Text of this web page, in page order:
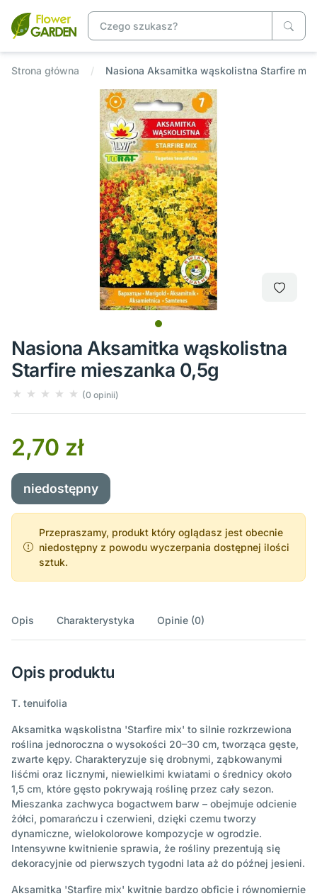
Strona główna Nasiona Aksamitka wąskolistna Starfire
Nasiona Aksamitka wąskolistna
Starfire mieszanka 0,5g
(0 opinii)
2,70 zł
niedostępny
Przepraszamy, produkt który oglądasz jest obecnie
niedostępny z powodu wyczerpania dostępnej ilości
sztuk.
Opis Charakterystyka Opinie (0)
Opis produktu
T. tenuifolia
Aksamitka wąskolistna 'Starfire mix' to silnie rozkrzewiona
roślina jednoroczna o wysokości 20–30 cm, tworząca gęste,
zwarte kępy. Charakteryzuje się drobnymi, ząbkowanymi
liśćmi oraz licznymi, niewielkimi kwiatami o średnicy około
1,5 cm, które gęsto pokrywają roślinę przez cały sezon.
Mieszanka zachwyca bogactwem barw – obejmuje odcienie
żółci, pomarańczu i czerwieni, dzięki czemu tworzy
dynamiczne, wielokolorowe kompozycje w ogrodzie.
Intensywne kwitnienie sprawia, że rośliny prezentują się
dekoracyjnie od pierwszych tygodni lata aż do późnej jesieni.
Aksamitka 'Starfire mix' kwitnie bardzo obficie i równomiernie